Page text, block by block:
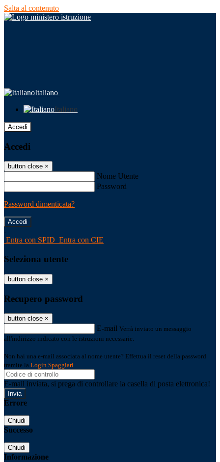
Salta al contenuto
Italiano
Italiano
Accedi
Accedi
button close ×
Nome Utente
Password
Password dimenticata?
-
Entra con SPID Entra con CIE
Seleziona utente
button close ×
Recupero password
button close ×
E-mail Verrà inviato un messaggio
all'indirizzo indicato con le istruzioni necessarie.
Non hai una e-mail associata al nome utente? Effettua il reset della password
tramite la Login Spaggiari
E-mail inviata, si prega di controllare la casella di posta elettronica!
Errore
Chiudi
Successo
Chiudi
Informazione